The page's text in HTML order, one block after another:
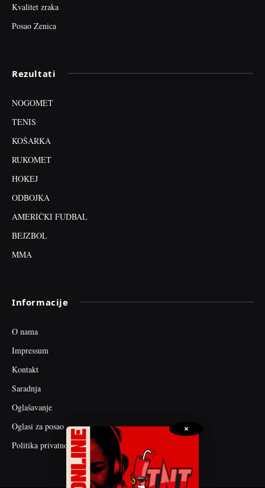
Kvalitet zraka
Posao Zenica
Rezultati
NOGOMET
TENIS
KOŠARKA
RUKOMET
HOKEJ
ODBOJKA
AMERIČKI FUDBAL
BEJZBOL
MMA
Informacije
O nama
Impressum
Kontakt
Saradnja
Oglašavanje
Oglasi za posao
Politika privatnosti
×